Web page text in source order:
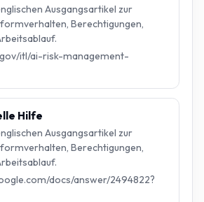
Ausgangsartikel zur
Berechtigungen,
itl/ai-risk-management-
Hilfe
Ausgangsartikel zur
Berechtigungen,
docs/answer/2494822?